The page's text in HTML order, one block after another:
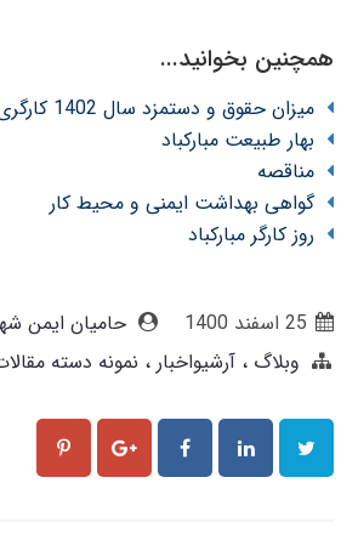
همچنین بخوانید...
میزان حقوق و دستمزد سال 1402 کارگری
بهار طبیعت مبارکباد
مناقصه
گواهی بهداشت ایمنی و محیط کار
روز کارگر مبارکباد
25 اسفند 1400
حامیان ایمن شهر
وبلاگ
آرشیواخبار نمونه دسته مقالات